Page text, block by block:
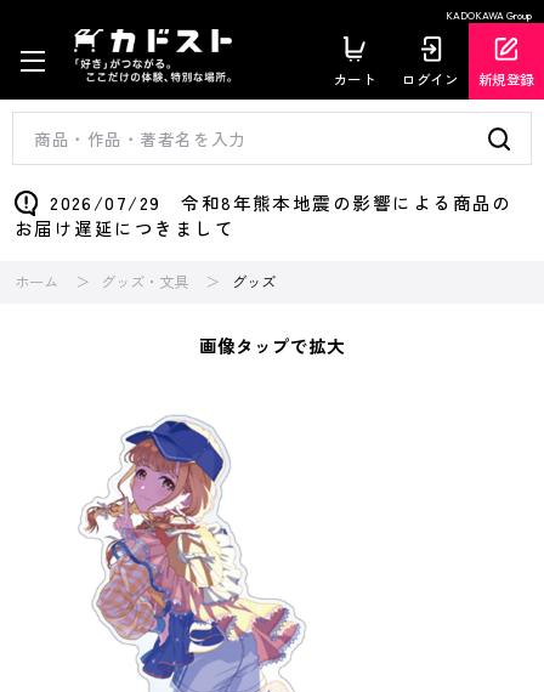
KADOKAWA Group
カート ログイン 新規登録
2026/07/29 令和8年熊本地震の影響による商品の
お届け遅延につきまして
ホーム グッズ・文具 グッズ
画像タップで拡大